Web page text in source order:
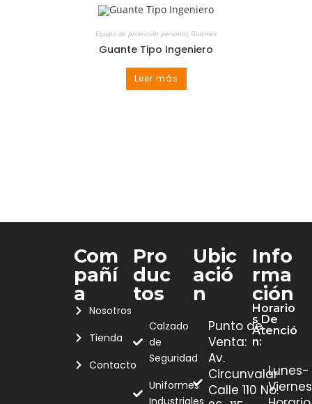
Equipo de protección personal, Guantes
Guante Tipo Ingeniero
Leer más
Com
Pañí
A
Nosotros
Tienda
Contacto
Pro
Duc
Tos
Calzado
de
Seguridad
Uniformes
Industriales
Ubic
Ació
N
Punto de
Venta:
Av.
Circunvalar
Calle 110 No.
Info
Rma
Ción
Horario
S De
Atenció
N:
Lunes-
Viernes